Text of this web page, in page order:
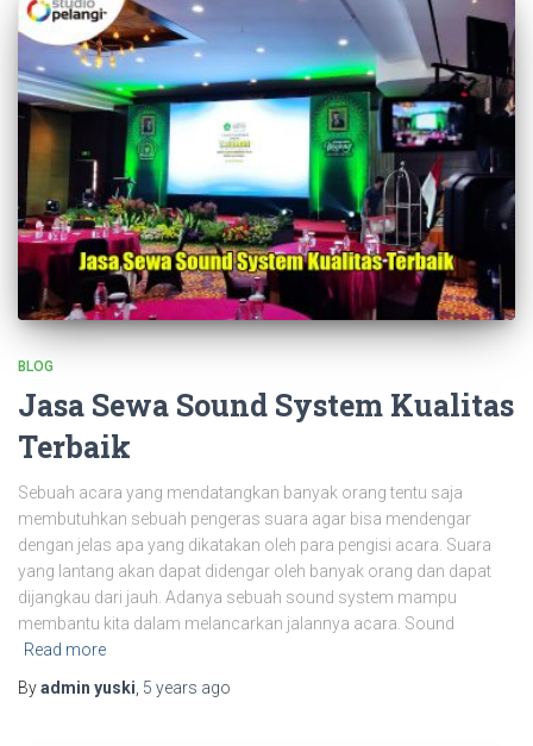
BLOG
Jasa Sewa Sound System Kualitas
Terbaik
Sebuah acara yang mendatangkan banyak orang tentu saja
membutuhkan sebuah pengeras suara agar bisa mendengar
dengan jelas apa yang dikatakan oleh para pengisi acara. Suara
yang lantang akan dapat didengar oleh banyak orang dan dapat
dijangkau dari jauh. Adanya sebuah sound system mampu
membantu kita dalam melancarkan jalannya acara. Sound
Read more
Byadmin yuski 5 years ago